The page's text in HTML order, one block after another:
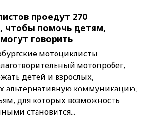
проедут 270
чтобы помочь детям,
говорить
мотоциклисты
мотопробег,
детей и взрослых,
альтернативную коммуникацию,
для которых возможность
становится...